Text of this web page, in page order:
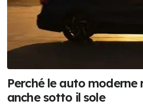
Perché le auto moderne
anche sotto il sole